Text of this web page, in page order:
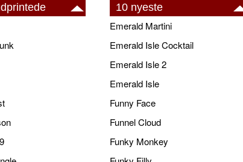
10 nyeste
Emerald Martini
Emerald Isle Cocktail
Emerald Isle 2
Emerald Isle
Funny Face
Funnel Cloud
Funky Monkey